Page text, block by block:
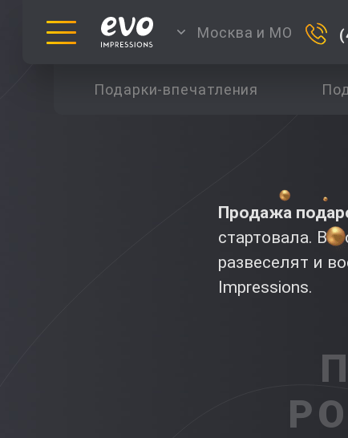
Москва и МО
Подарки-впечатления
Продажа
стартовала. Вы
развеселят и
Impressions.